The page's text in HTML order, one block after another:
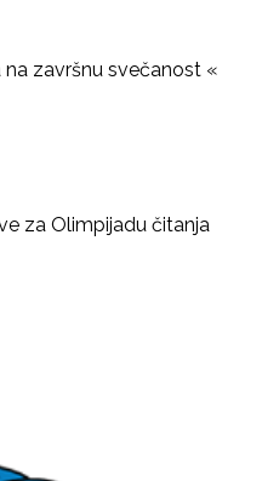
na završnu svečanost «
za Olimpijadu čitanja